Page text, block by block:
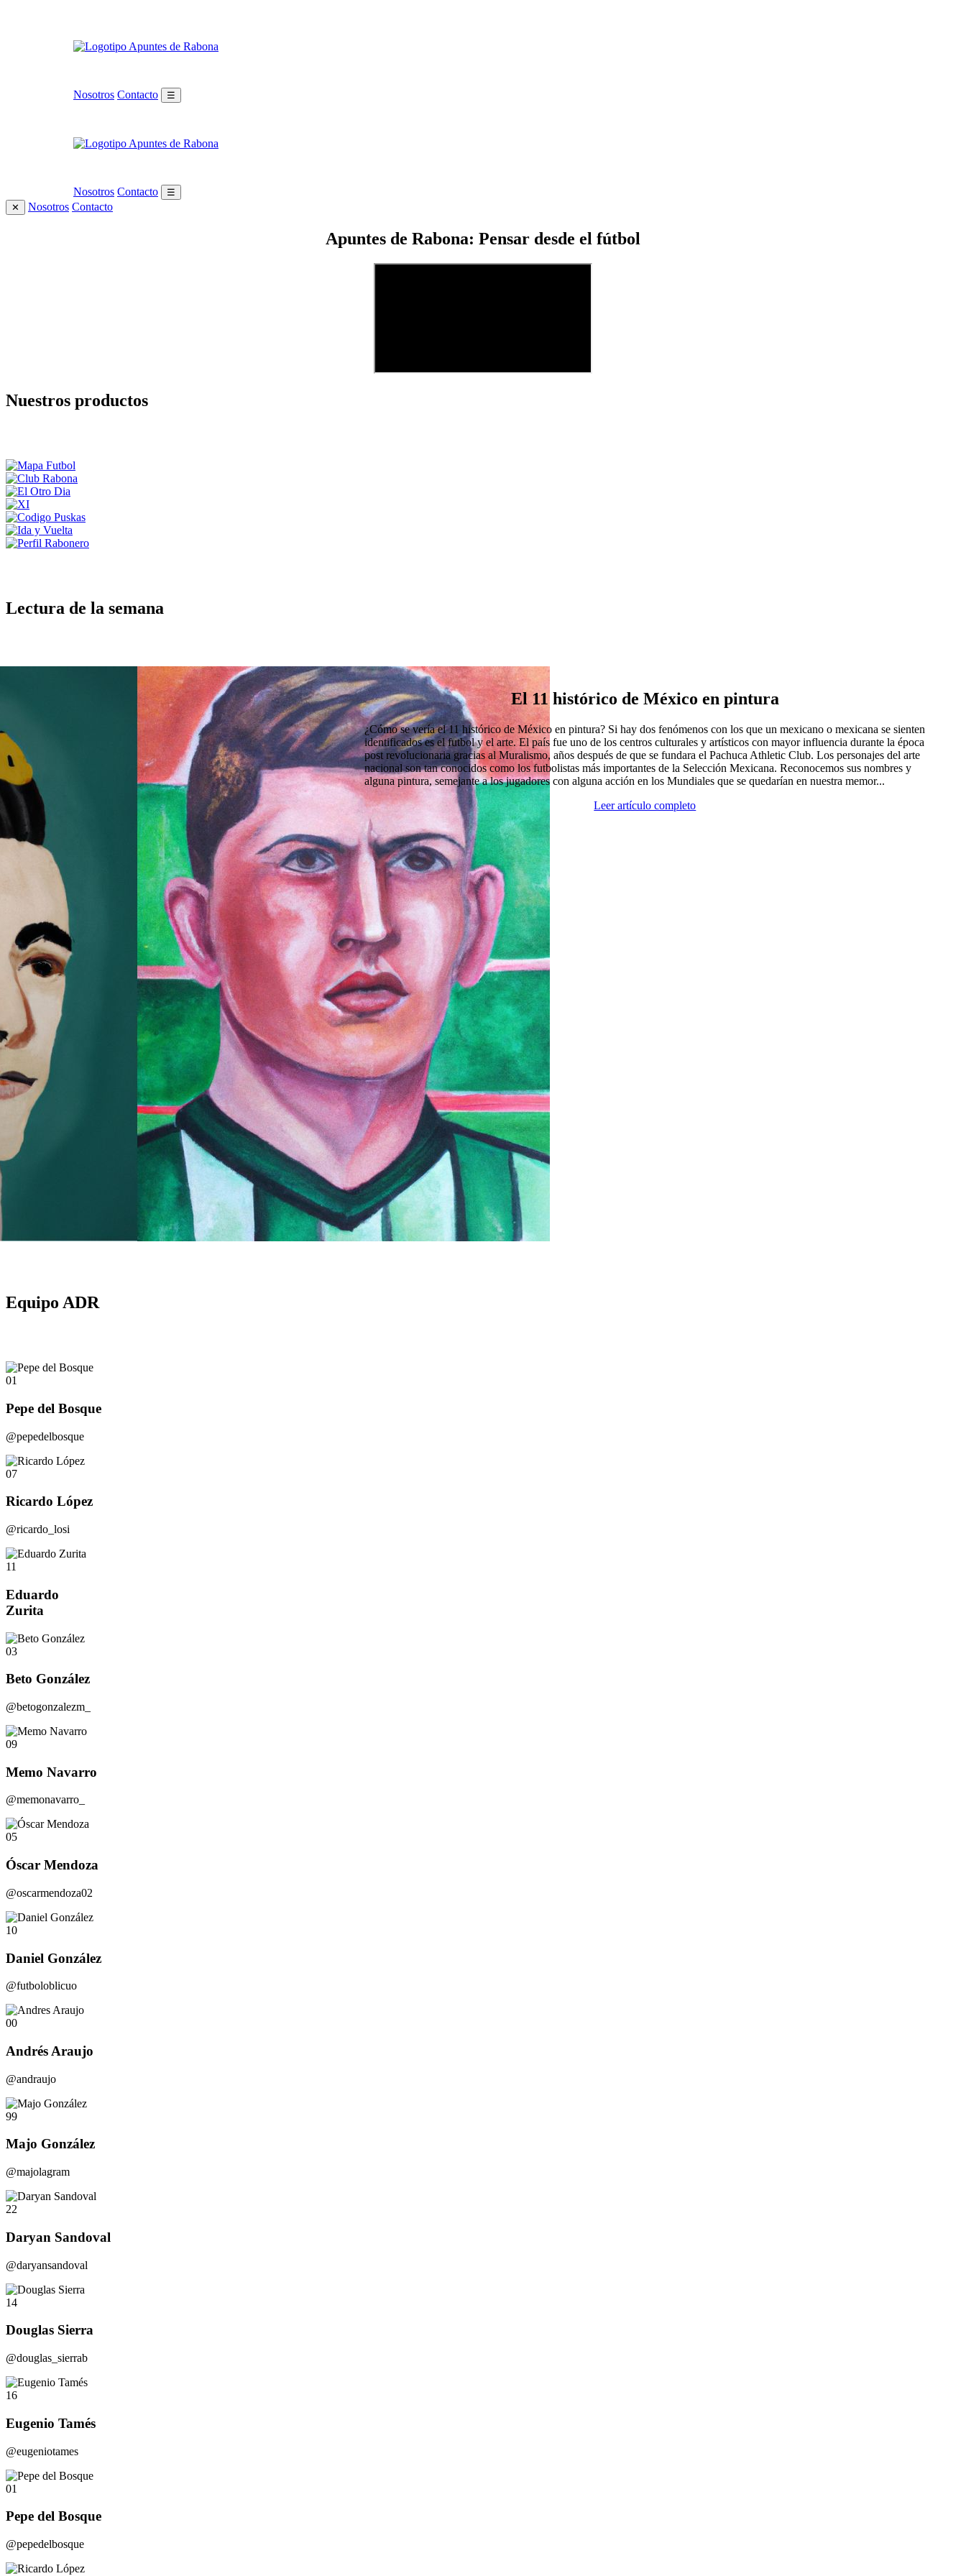
Nosotros Contacto ☰
Nosotros Contacto
☰
✕
Nosotros Contacto
Apuntes de Rabona: Pensar desde el fútbol
Nuestros productos
Lectura de la semana
El 11 histórico de México en pintura
¿Cómo se vería el 11 histórico de México en pintura? Si hay dos fenómenos con los que un mexicano o mexicana se sienten
identificados es el futbol y el arte. El país fue uno de los centros culturales y artísticos con mayor influencia durante la época
post revolucionaria gracias al Muralismo, años después de que se fundara el Pachuca Athletic Club. Los personajes del arte
nacional son tan conocidos como los futbolistas más importantes de la Selección Mexicana. Reconocemos sus nombres y
alguna pintura, semejante a los jugadores con alguna acción en los Mundiales que se quedarían en nuestra memor...
Leer artículo completo
Equipo ADR
01
Pepe del Bosque
@pepedelbosque
07
Ricardo López
@ricardo_losi
11
Eduardo
Zurita
03
Beto González
@betogonzalezm_
09
Memo Navarro
@memonavarro_
05
Óscar Mendoza
@oscarmendoza02
10
Daniel González
@futboloblicuo
00
Andrés Araujo
@andraujo
99
Majo González
@majolagram
22
Daryan Sandoval
@daryansandoval
14
Douglas Sierra
@douglas_sierrab
16
Eugenio Tamés
@eugeniotames
01
Pepe del Bosque
@pepedelbosque